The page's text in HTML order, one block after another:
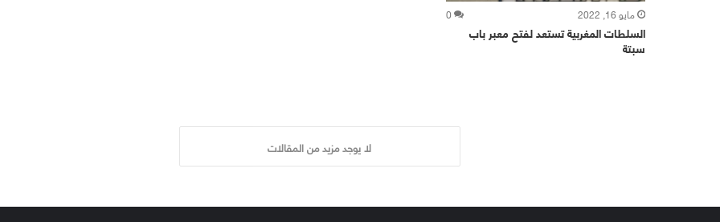
مايو 16, 2022 0
السلطات المغربية تستعد لفتح معبر باب
سبتة
لا يوجد مزيد من المقالات